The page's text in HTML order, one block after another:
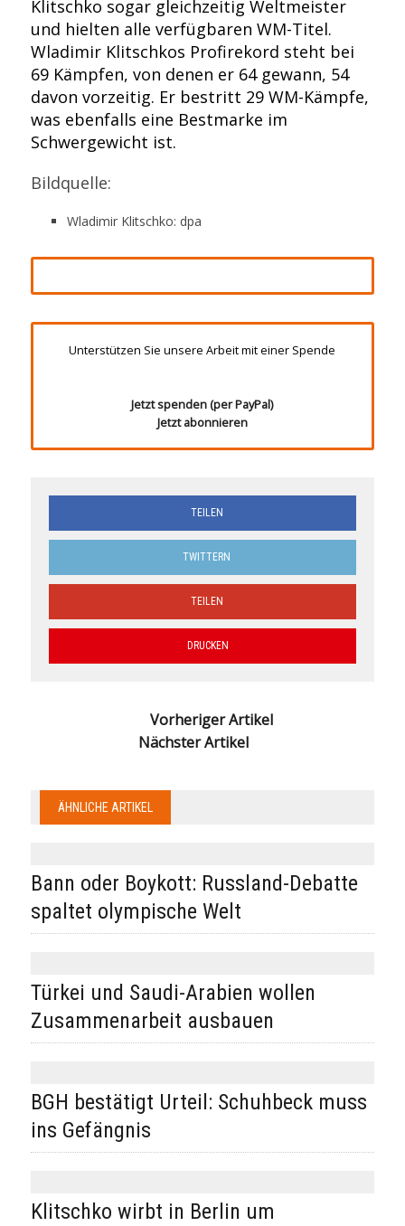
Klitschko sogar gleichzeitig Weltmeister
und hielten alle verfügbaren WM-Titel.
Wladimir Klitschkos Profirekord steht bei
69 Kämpfen, von denen er 64 gewann, 54
davon vorzeitig. Er bestritt 29 WM-Kämpfe,
was ebenfalls eine Bestmarke im
Schwergewicht ist.
Bildquelle:
Wladimir Klitschko: dpa
Unterstützen Sie unsere Arbeit mit einer Spende
Jetzt spenden (per PayPal)
Jetzt abonnieren
TEILEN
TWITTERN
TEILEN
DRUCKEN
Vorheriger Artikel
Nächster Artikel
ÄHNLICHE ARTIKEL
Bann oder Boykott: Russland-Debatte
spaltet olympische Welt
Türkei und Saudi-Arabien wollen
Zusammenarbeit ausbauen
BGH bestätigt Urteil: Schuhbeck muss
ins Gefängnis
Klitschko wirbt in Berlin um